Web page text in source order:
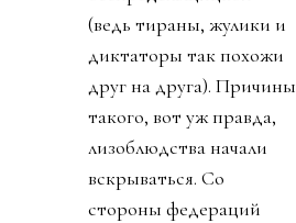
(ведь тираны, жулики и
диктаторы так похожи
друг на друга). Причины
такого, вот уж правда,
лизоблюдства начали
вскрываться. Со
стороны федераций